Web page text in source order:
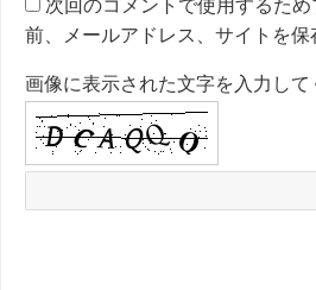
次回のコメントで使用するた
前、メールアドレス、サイトを保
画像に表示された文字を入力して